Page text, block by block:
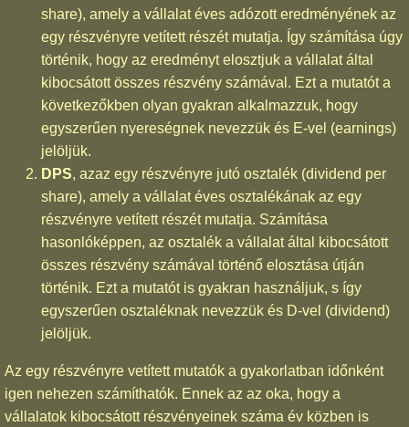
share), amely a vállalat éves adózott eredményének az
egy részvényre vetített részét mutatja. Így számítása úgy
történik, hogy az eredményt elosztjuk a vállalat által
kibocsátott összes részvény számával. Ezt a mutatót a
következőkben olyan gyakran alkalmazzuk, hogy
egyszerűen nyereségnek nevezzük és E-vel (earnings)
jelöljük.
DPS, azaz egy részvényre jutó osztalék (dividend per
share), amely a vállalat éves osztalékának az egy
részvényre vetített részét mutatja. Számítása
hasonlóképpen, az osztalék a vállalat által kibocsátott
összes részvény számával történő elosztása útján
történik. Ezt a mutatót is gyakran használjuk, s így
egyszerűen osztaléknak nevezzük és D-vel (dividend)
jelöljük.
Az egy részvényre vetített mutatók a gyakorlatban időnként
igen nehezen számíthatók. Ennek az az oka, hogy a
vállalatok kibocsátott részvényeinek száma év közben is